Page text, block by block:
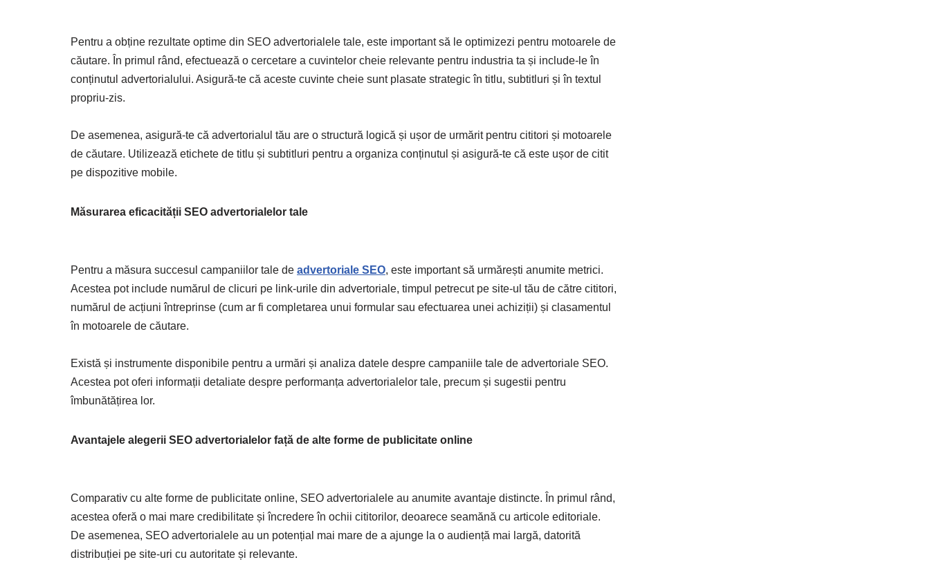
Pentru a obține rezultate optime din SEO advertorialele tale, este important să le optimizezi pentru motoarele de
căutare. În primul rând, efectuează o cercetare a cuvintelor cheie relevante pentru industria ta și include-le în
conținutul advertorialului. Asigură-te că aceste cuvinte cheie sunt plasate strategic în titlu, subtitluri și în textul
propriu-zis.
De asemenea, asigură-te că advertorialul tău are o structură logică și ușor de urmărit pentru cititori și motoarele
de căutare. Utilizează etichete de titlu și subtitluri pentru a organiza conținutul și asigură-te că este ușor de citit
pe dispozitive mobile.
Măsurarea eficacității SEO advertorialelor tale
Pentru a măsura succesul campaniilor tale de advertoriale SEO, este important să urmărești anumite metrici.
Acestea pot include numărul de clicuri pe link-urile din advertoriale, timpul petrecut pe site-ul tău de către cititori,
numărul de acțiuni întreprinse (cum ar fi completarea unui formular sau efectuarea unei achiziții) și clasamentul
în motoarele de căutare.
Există și instrumente disponibile pentru a urmări și analiza datele despre campaniile tale de advertoriale SEO.
Acestea pot oferi informații detaliate despre performanța advertorialelor tale, precum și sugestii pentru
îmbunătățirea lor.
Avantajele alegerii SEO advertorialelor față de alte forme de publicitate online
Comparativ cu alte forme de publicitate online, SEO advertorialele au anumite avantaje distincte. În primul rând,
acestea oferă o mai mare credibilitate și încredere în ochii cititorilor, deoarece seamănă cu articole editoriale.
De asemenea, SEO advertorialele au un potențial mai mare de a ajunge la o audiență mai largă, datorită
distribuției pe site-uri cu autoritate și relevante.